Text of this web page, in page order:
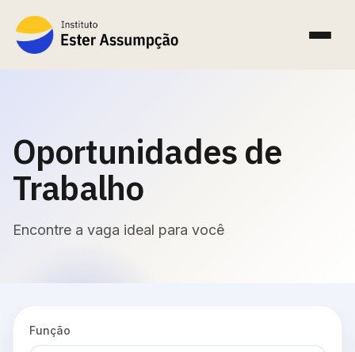
Oportunidades de
Trabalho
Encontre a vaga ideal para você
Função